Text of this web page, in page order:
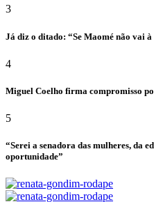
3
Já diz o ditado: “Se Maomé não vai
4
Miguel Coelho firma compromisso
5
“Serei a senadora das mulheres, da
oportunidade”